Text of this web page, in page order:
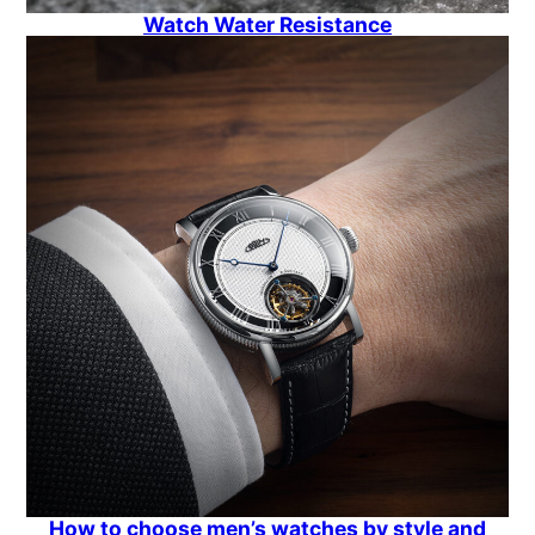
Watch Water Resistance
How to choose men’s watches by style and